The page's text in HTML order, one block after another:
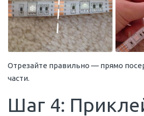
Отрезайте правильно — прямо
части.
Шаг 4: